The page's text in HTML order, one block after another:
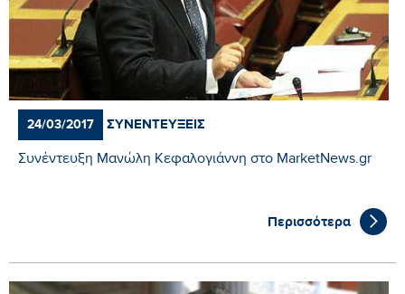
24/03/2017 ΣΥΝΕΝΤΕΎΞΕΙΣ
Συνέντευξη Μανώλη Κεφαλογιάννη στο MarketNews.gr
Περισσότερα